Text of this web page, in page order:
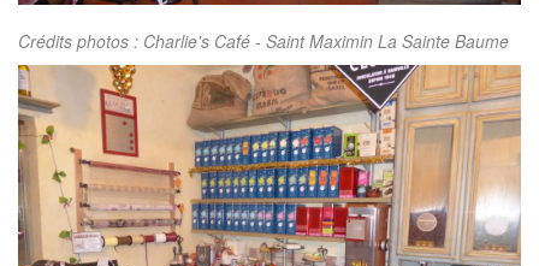
Crédits photos : Charlie's Café - Saint Maximin La Sainte Baume